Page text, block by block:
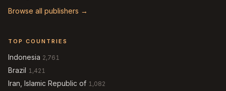
Browse all publishers →
TOP COUNTRIES
Indonesia 2,761
Brazil 1,421
Iran, Islamic Republic of 1,082